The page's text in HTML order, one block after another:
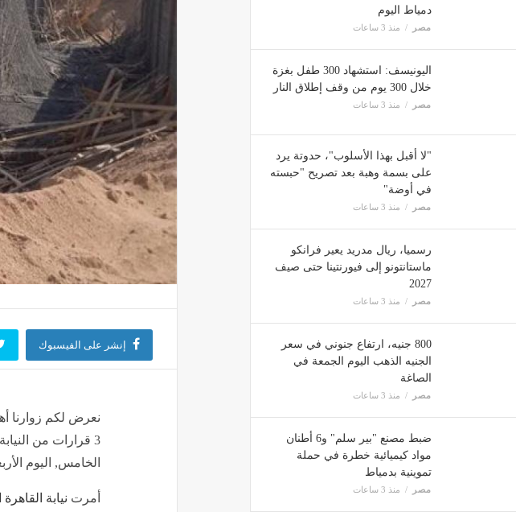
دمياط اليوم
مصر منذ 3 ساعات
اليونيسف: استشهاد 300 طفل بغزة
خلال 300 يوم من وقف إطلاق النار
مصر منذ 3 ساعات
"لا أقبل بهذا الأسلوب"، حدوتة يرد
على بسمة وهبة بعد تصريح "حبسته
في أوضة"
مصر منذ 3 ساعات
رسميا، ريال مدريد يعير فرانكو
ماستانتونو إلى فيورنتينا حتى صيف
2027
مصر منذ 3 ساعات
800 جنيه، ارتفاع جنوني في سعر
الجنيه الذهب اليوم الجمعة في
الصاغة
مصر منذ 3 ساعات
ضبط مصنع "بير سلم" و6 أطنان
مواد كيميائية خطرة في حملة
تموينية بدمياط
مصر منذ 3 ساعات
إنشر على الفيسبوك
نعرض لكم زوارنا
3 قرارات من
الخامس, اليوم الأربعاء 1 يوليو 2026
أمرت نيابة القاهرة